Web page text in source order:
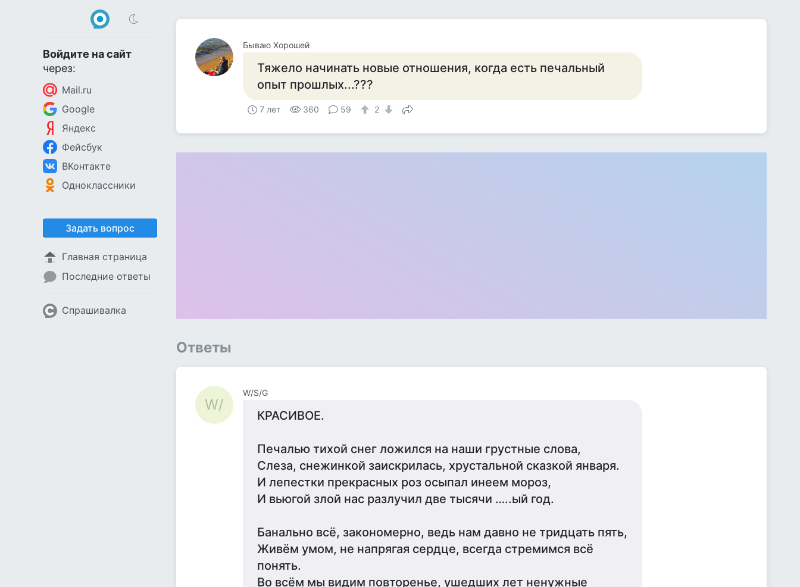
Войдите на сайт
через:
Mail.ru
Google
Яндекс
Фейсбук
ВКонтакте
Одноклассники
Задать вопрос
Главная страница
Последние ответы
Спрашивалка
Бываю Хорошей
Тяжело начинать новые отношения, когда есть печальный
опыт прошлых...???
7 лет 360 59 2
Ответы
W/
W/S/G
КРАСИВОЕ.
Печалью тихой снег ложился на наши грустные слова,
Слеза, снежинкой заискрилась, хрустальной сказкой января.
И лепестки прекрасных роз осыпал инеем мороз,
И вьюгой злой нас разлучил две тысячи …..ый год.
Банально всё, закономерно, ведь нам давно не тридцать пять,
Живём умом, не напрягая сердце, всегда стремимся всё
понять.
Во всём мы видим повторенье, ушедших лет ненужные